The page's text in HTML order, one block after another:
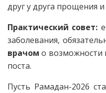
друг у друга прощения
Практический совет:
заболевания,
врачомо возможности
поста.
Пусть Рамадан-2026